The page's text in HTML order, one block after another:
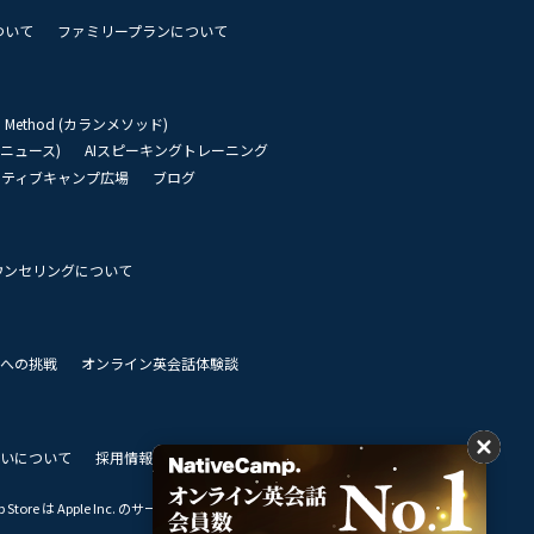
いて ファミリープランについて
Method (カランメソッド)
ュース)
AIスピーキングトレーニング
ィブキャンプ広場
ブログ
セリングについて
の挑戦 オンライン英会話体験談
について 採用情報 私達のビジョン
は Apple Inc. のサービスマークです。